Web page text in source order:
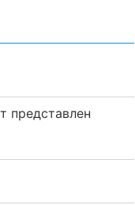
представлен